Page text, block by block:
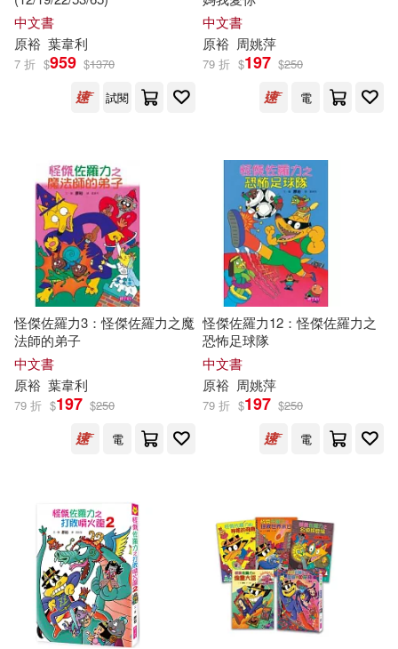
森裕司…等(1) 毛羽剛(1)
水野雅弘(1) 永野裕之(1)
章昌裕、韓琪(1)
臺中市葫蘆墩文化中心(1)
蔡開裕(1)
西成活裕(1) 詹前裕(1)
鈴木淳史(1) 鎌田啟生(1)
陳成裕等(1) 陳穎文(1)
馮鈞政、陳成裕(1) 黃啟方(1)
龜山章(1) （日）原裕朗(1)
台灣中華書局(1) 宇樂(1)
東北財經大學出版社(1)
湖南文藝出版社(1)
湖南美術出版社(1)
漢湘文化(1) 環境部(1)
碁峰(1)
財信出版(1)
采實文化(1)
長江文藝出版社(1)
中文書
原裕 葉韋利
7 折 $959 $1370
試閱
中文書
原裕 周姚萍
79 折 $197 $250
電
怪傑佐羅力3：怪傑佐羅力之魔
法師的弟子
中文書
原裕 葉韋利
79 折 $197 $250
電
怪傑佐羅力12：怪傑佐羅力之
恐怖足球隊
中文書
原裕 周姚萍
79 折 $197 $250
電